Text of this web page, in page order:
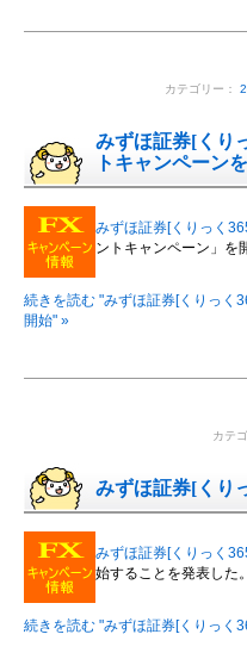
カテゴリー：
みずほ証券[くり
トキャンペーン
みずほ証券[くりっく
ントキャンペーン」を
続きを読む "みずほ証券[くりっく
開始" »
カテ
みずほ証券[くり
みずほ証券[くりっく
始することを発表した。
続きを読む "みずほ証券[くりっく